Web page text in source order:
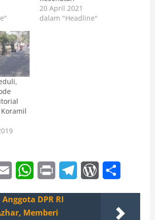
20 April 2021
dalam "Headline"
Email WhatsApp
Print TelegramWordPress
Anggota DPR RI
Memberi